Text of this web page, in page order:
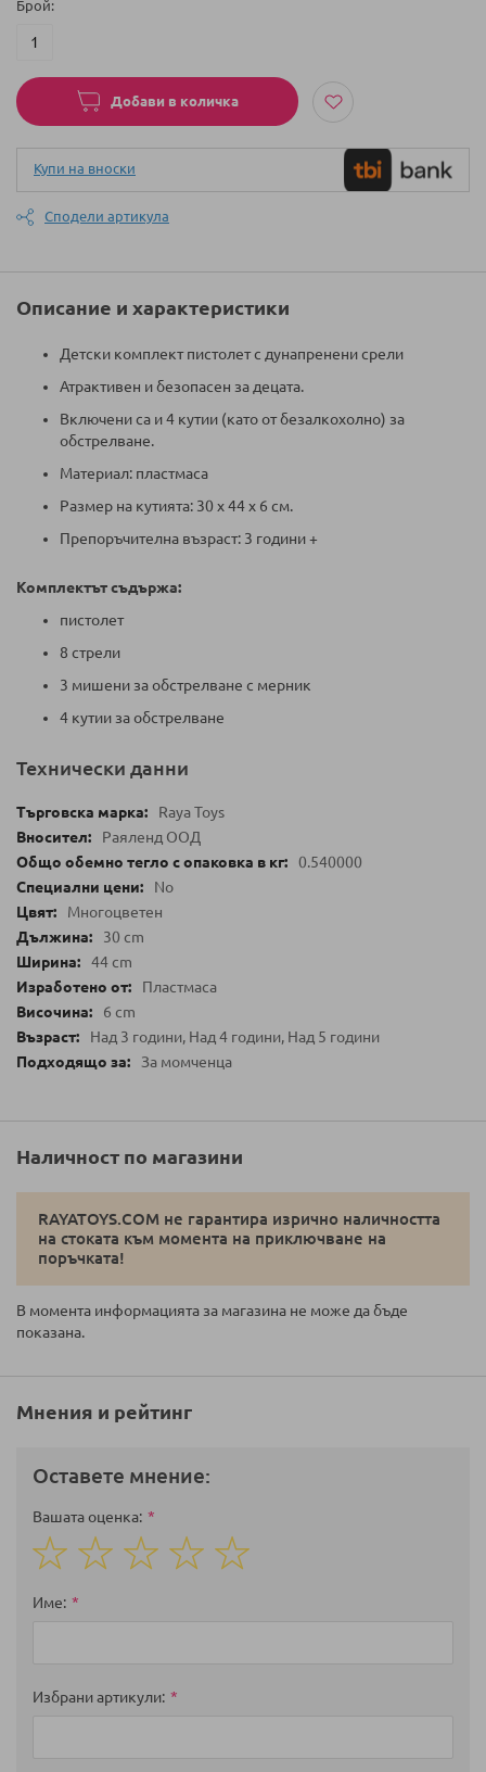
Брой
Добави в количка
Купи на вноски
Сподели артикула
Описание и характеристики
Детски комплект пистолет с дунапренени срели
Атрактивен и безопасен за децата.
Включени са и 4 кутии (като от безалкохолно) за
обстрелване.
Материал: пластмаса
Размер на кутията: 30 x 44 x 6 см.
Препоръчителна възраст: 3 години +
Комплектът съдържа:
пистолет
8 стрели
3 мишени за обстрелване с мерник
4 кутии за обстрелване
Технически данни
Raya Toys
Раяленд ООД
0.540000
No
Многоцветен
30 cm
44 cm
Пластмаса
6 cm
Над 3 години, Над 4 години, Над 5 години
За момченца
Наличност по магазини
RAYATOYS.COM не гарантира изрично наличността
на стоката към момента на приключване на
поръчката!
В момента информацията за магазина не може да бъде
показана.
Мнения и рейтинг
Оставете мнение:
Вашата оценка
star
stars
stars
stars
stars
Име
Избрани артикули